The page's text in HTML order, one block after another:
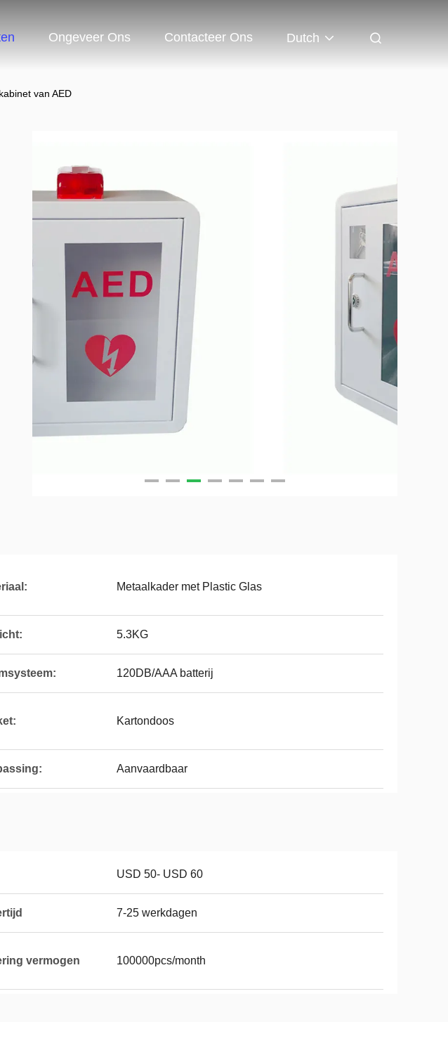
Ongeveer Ons Contacteer Ons Dutch
van AED
Metaalkader met Plastic Glas
5.3KG
120DB/AAA batterij
Kartondoos
Aanvaardbaar
USD 50- USD 60
7-25 werkdagen
vermogen 100000pcs/month